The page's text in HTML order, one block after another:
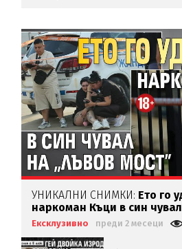
УНИКАЛНИ СНИМКИ: Ето го
наркоман Къци в син чувал
(18+)
Ексклузивно преди 2 месеци